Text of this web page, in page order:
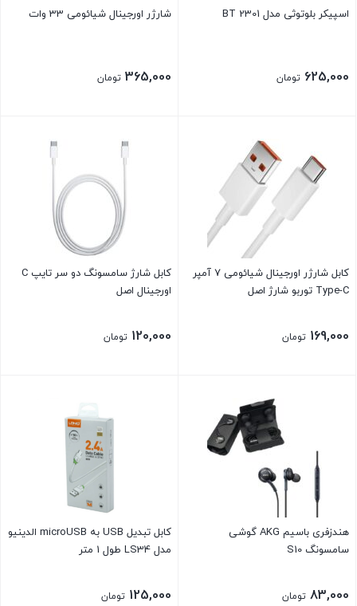
اسپیکر بلوتوثی مدل BT 2301
625,000 تومان
شارژر اورجینال شیائومی 33 وات
365,000 تومان
کابل شارژر اورجینال شیائومی 7 آمپر
Type-C توربو شارژ اصل
169,000 تومان
کابل شارژ سامسونگ دو سر تایپ C
اورجینال اصل
120,000 تومان
هندزفری باسیم AKG گوشی
سامسونگ S10
83,000 تومان
کابل تبدیل USB به microUSB الدینیو
مدل LS34 طول 1 متر
125,000 تومان